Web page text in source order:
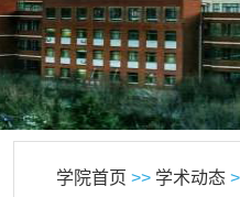
学院首页 >> 学术动态